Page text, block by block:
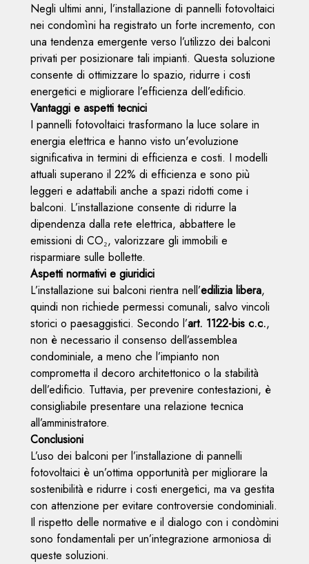
Negli ultimi anni, l’installazione di pannelli fotovoltaici
nei condomìni ha registrato un forte incremento, con
una tendenza emergente verso l’utilizzo dei balconi
privati per posizionare tali impianti. Questa soluzione
consente di ottimizzare lo spazio, ridurre i costi
energetici e migliorare l’efficienza dell’edificio.
Vantaggi e aspetti tecnici
I pannelli fotovoltaici trasformano la luce solare in
energia elettrica e hanno visto un'evoluzione
significativa in termini di efficienza e costi. I modelli
attuali superano il 22% di efficienza e sono più
leggeri e adattabili anche a spazi ridotti come i
balconi. L’installazione consente di ridurre la
dipendenza dalla rete elettrica, abbattere le
emissioni di CO₂, valorizzare gli immobili e
risparmiare sulle bollette.
Aspetti normativi e giuridici
L’installazione sui balconi rientra nell’edilizia libera,
quindi non richiede permessi comunali, salvo vincoli
storici o paesaggistici. Secondo l’art. 1122-bis c.c.,
non è necessario il consenso dell’assemblea
condominiale, a meno che l’impianto non
comprometta il decoro architettonico o la stabilità
dell’edificio. Tuttavia, per prevenire contestazioni, è
consigliabile presentare una relazione tecnica
all’amministratore.
Conclusioni
L’uso dei balconi per l’installazione di pannelli
fotovoltaici è un’ottima opportunità per migliorare la
sostenibilità e ridurre i costi energetici, ma va gestita
con attenzione per evitare controversie condominiali.
Il rispetto delle normative e il dialogo con i condòmini
sono fondamentali per un’integrazione armoniosa di
queste soluzioni.